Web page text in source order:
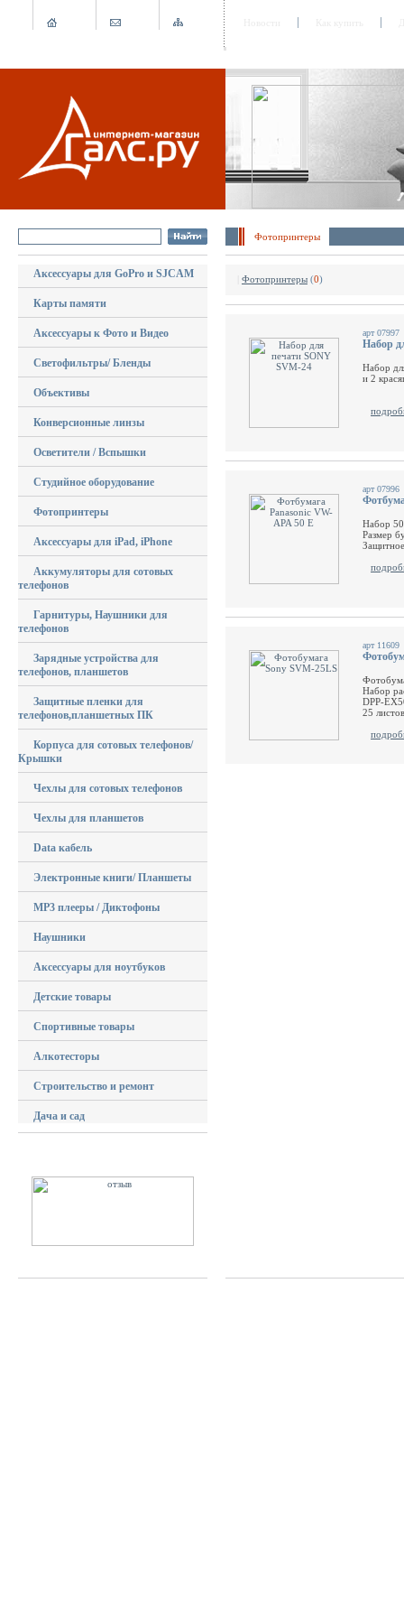
Фотопринтеры
Аксессуары для GoPro и SJCAM
Карты памяти
Аксессуары к Фото и Видео
Светофильтры/ Бленды
Объективы
Конверсионные линзы
Осветители / Вспышки
Студийное оборудование
Фотопринтеры
Аксессуары для iPad, iPhone
Аккумуляторы для сотовых
телефонов
Гарнитуры, Наушники для
телефонов
Зарядные устройства для
телефонов, планшетов
Защитные пленки для
телефонов,планшетных ПК
Корпуса для сотовых телефонов/
Крышки
Чехлы для сотовых телефонов
Чехлы для планшетов
Data кабель
Электронные книги/ Планшеты
MP3 плееры / Диктофоны
Наушники
Аксессуары для ноутбуков
Детские товары
Спортивные товары
Алкотесторы
Строительство и ремонт
Дача и сад
Фотопринтеры (0)
арт 07997
Набор
Набор
и 2
арт 07996
Набор 50
Размер
арт 11609
Набор
DPP-
25